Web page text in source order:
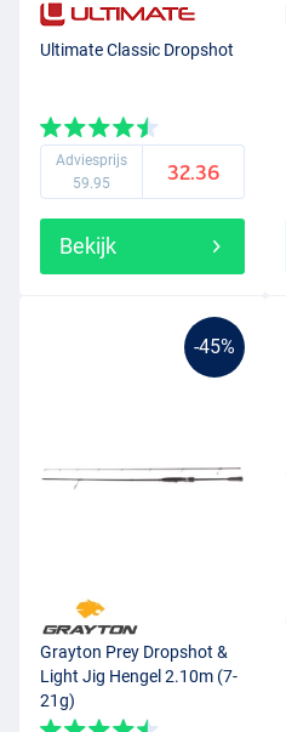
Ultimate Classic Dropshot
Adviesprijs
59.95
32.36
Bekijk
-45%
Grayton Prey Dropshot &
Light Jig Hengel 2.10m (7-
21g)